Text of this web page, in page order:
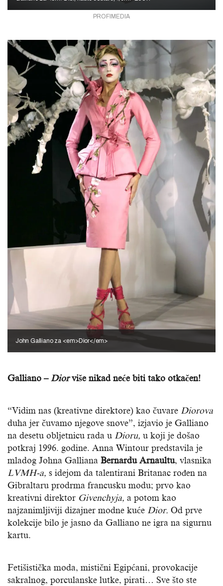
PROFIMEDIA
John Galliano za <em>Dior</em>
Galliano – Diorviše nikad neće biti tako otkačen!
“Vidim nas (kreativne direktore) kao čuvare Diorova
duha jer čuvamo njegove snove”, izjavio je Galliano
na desetu obljetnicu rada u Dioru, u koji je došao
potkraj 1996. godine. Anna Wintour predstavila je
mladog Johna Galliana Bernardu Arnaultu, vlasnika
LVMH-a, s idejom da talentirani Britanac rođen na
Gibraltaru prodrma francusku modu; prvo kao
kreativni direktor Givenchyja, a potom kao
najzanimljiviji dizajner modne kuće Dior. Od prve
kolekcije bilo je jasno da Galliano ne igra na sigurnu
kartu.
Fetišistička moda, mistični Egipćani, provokacije
sakralnog, porculanske lutke, pirati… Sve što ste